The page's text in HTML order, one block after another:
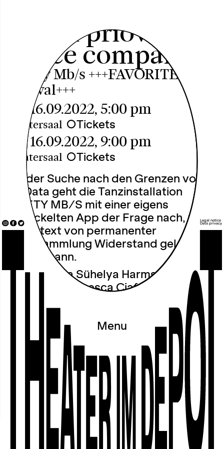
Menu
fabien prioville
dance company
12Fifty Mb/s +++FAVORITEN
Festival+++
Fri, 16.09.2022, 5:00 pm
Theatersaal ○Tickets
Fri, 16.09.2022, 9:00 pm
Theatersaal ○Tickets
Auf der Suche nach den Grenzen von
Big Data geht die Tanzinstallation
12FIFTY MB/S mit einer eigens
entwickelten App der Frage nach, wie
im Kontext von permanenter
Datensammlung Widerstand geleistet
werden kann.
Artists: Anna Sühelya Harms, Evan
Schwarz, Francesca Ciaffoni, Tijana
Legal notice
Data privacy